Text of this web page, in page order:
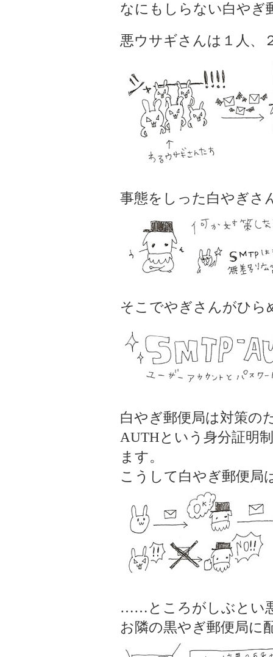
なにもしらない白やぎ
悪ウサギさんは１人、
事態をしった白やぎ
そこでやぎさんがひら
白やぎ郵便局は対策の
AUTHという身分証明
ます。
こうして白やぎ郵便局
……ところがしぶとい
お隣の黒やぎ郵便局に